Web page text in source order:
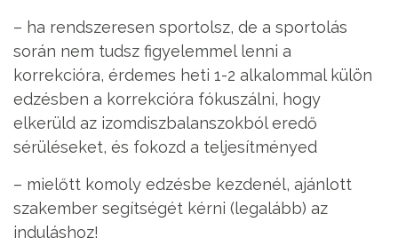
– ha rendszeresen sportolsz, de a sportolás
során nem tudsz figyelemmel lenni a
korrekcióra, érdemes heti 1-2 alkalommal külön
edzésben a korrekcióra fókuszálni, hogy
elkerüld az izomdiszbalanszokból eredő
sérüléseket, és fokozd a teljesítményed
– mielőtt komoly edzésbe kezdenél, ajánlott
szakember segítségét kérni (legalább) az
induláshoz!